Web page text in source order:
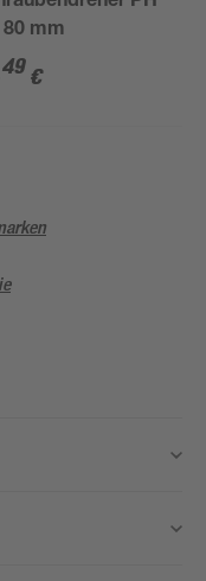
80 mm
49 €